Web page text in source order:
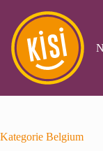
Inhalt
springen
Kategorie Belgium